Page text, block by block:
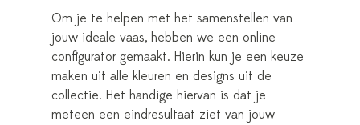
Om je te helpen met het samenstellen van
jouw ideale vaas, hebben we een online
configurator gemaakt. Hierin kun je een keuze
maken uit alle kleuren en designs uit de
collectie. Het handige hiervan is dat je
meteen een eindresultaat ziet van jouw